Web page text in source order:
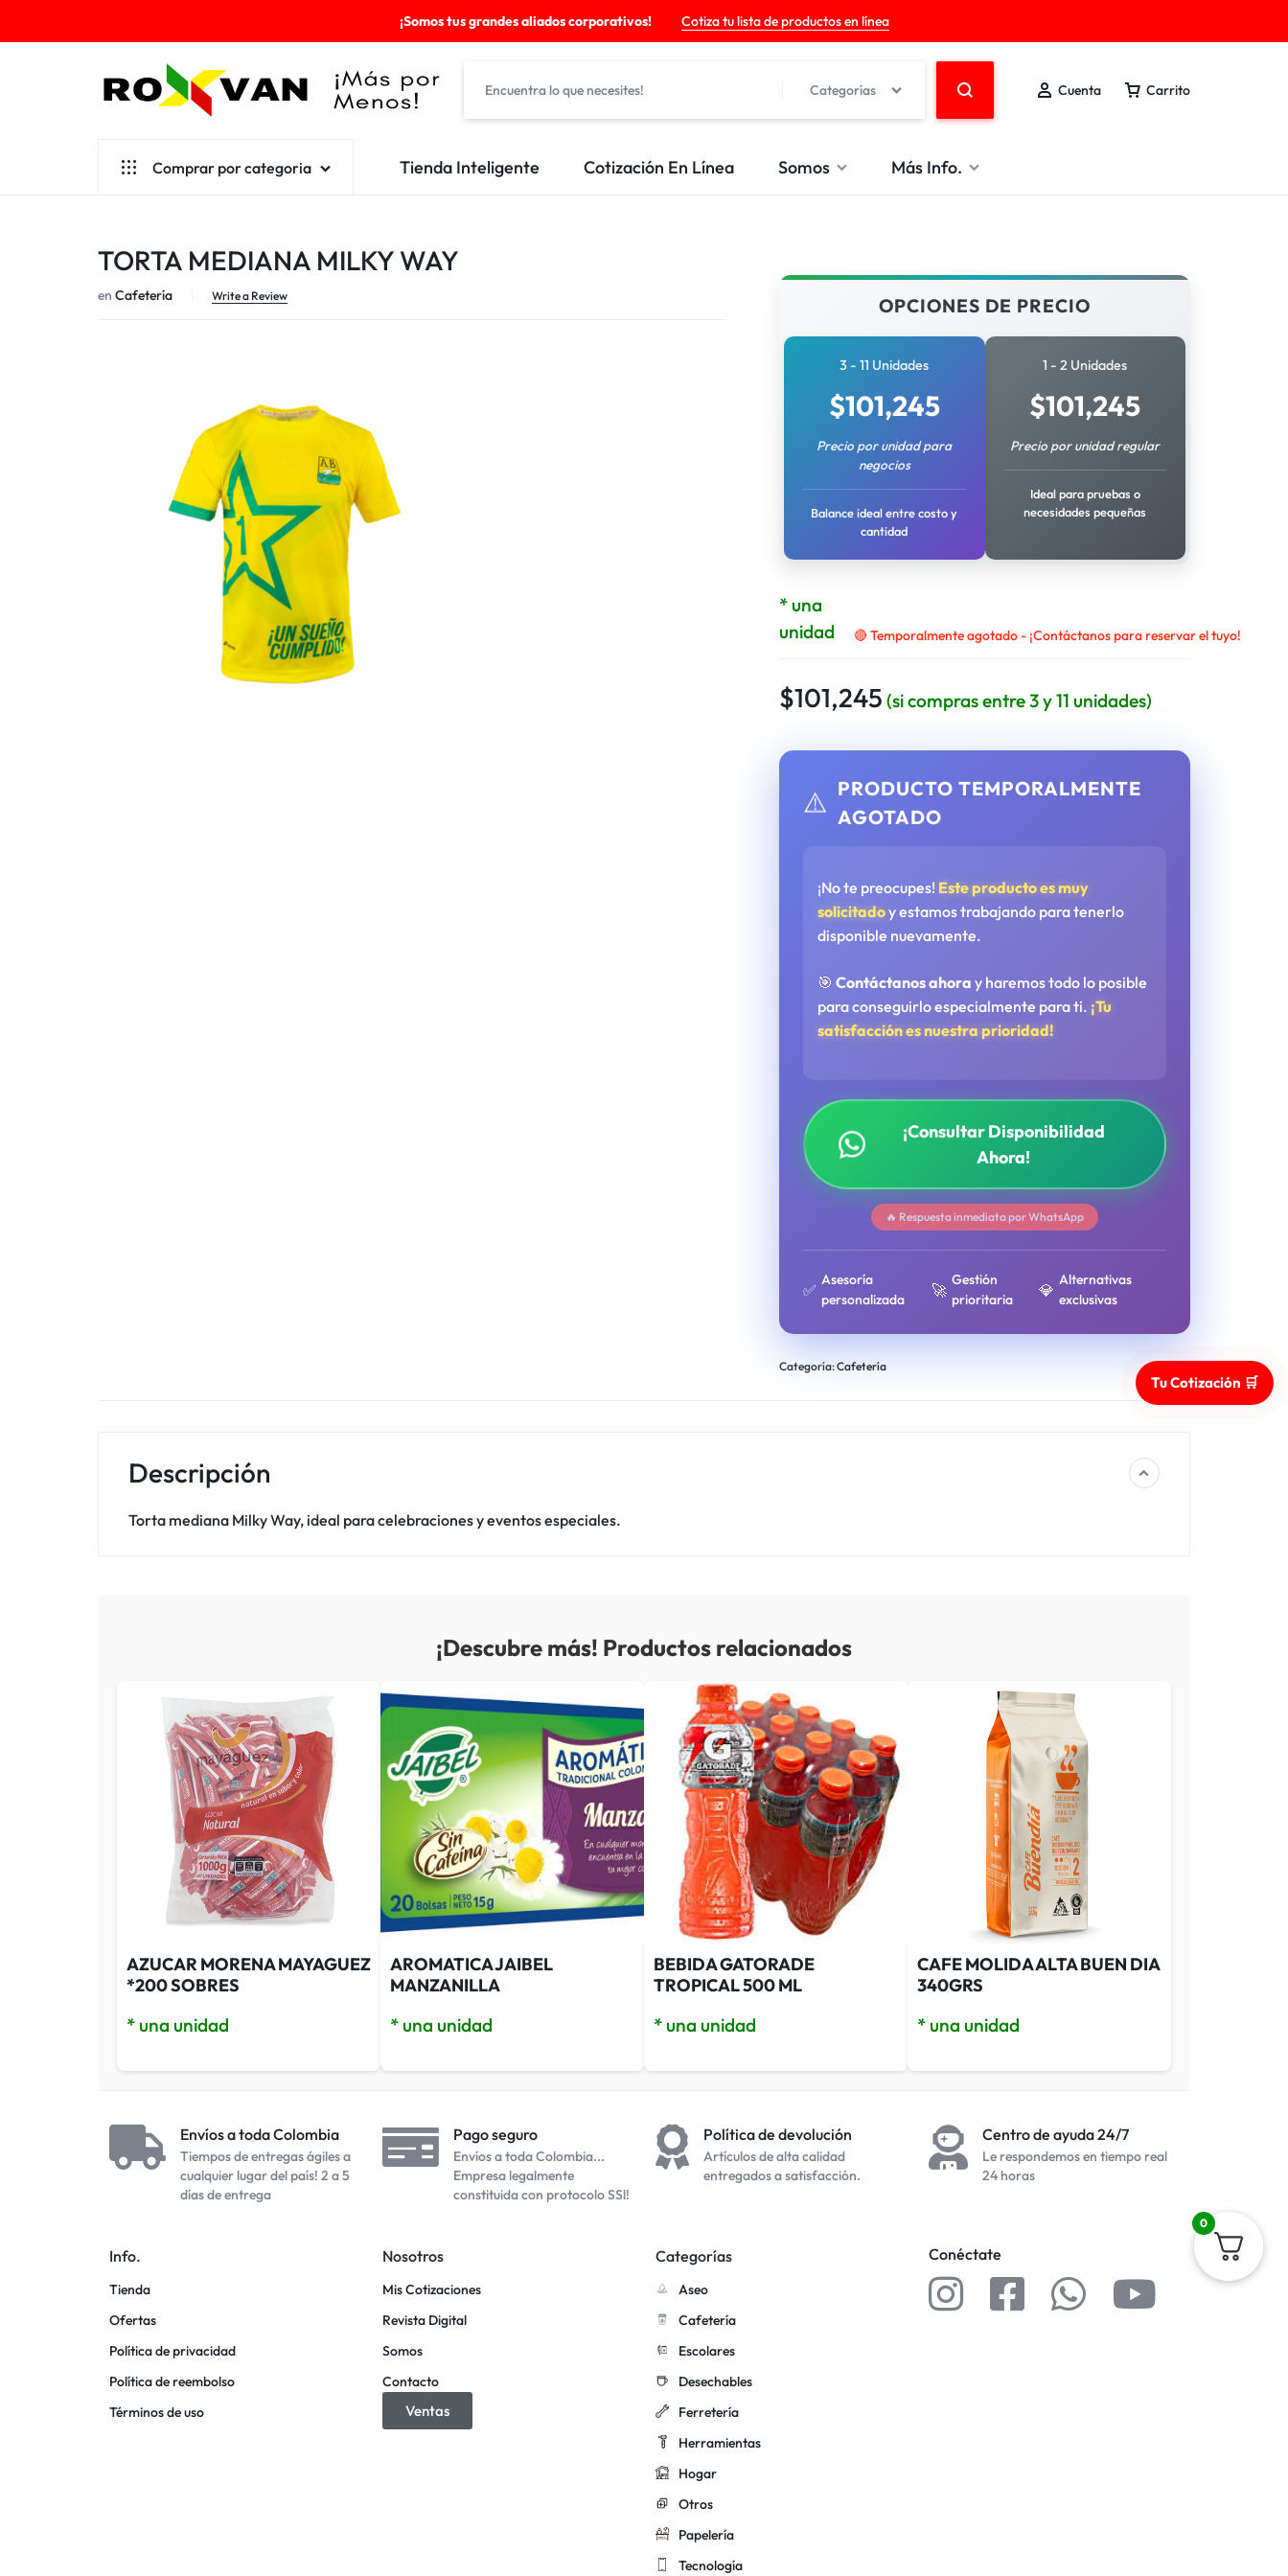
¡Somos tus grandes aliados corporativos! Cotiza tu lista de productos en línea
¡MÁS
MENOS!
Categorías Cuenta Carrito
Comprar por categoria
Cafetería
Escolares
Herramientas
Hogar
Otros
Todas las categorías
Tienda Inteligente Cotización En Línea Somos Más Info.
TORTA MEDIANA MILKY WAY
en Cafetería Write a Review OPCIONES DE PRECIO
3 - 11 Unidades
$101,245
Precio por unidad para
negocios
Balance ideal entre costo y
cantidad
1 - 2 Unidades
$101,245
Precio por unidad regular
Ideal para pruebas o
necesidades pequeñas
* una
unidad
🔴 Temporalmente agotado - ¡Contáctanos para reservar el tuyo!
$101,245 (si compras entre 3 y 11 unidades)
⚠️ PRODUCTO TEMPORALMENTE
AGOTADO
¡No te preocupes! Este producto es muy
solicitadoy estamos trabajando para tenerlo
disponible nuevamente.
🎯Contáctanos ahora y haremos todo lo posible
para conseguirlo especialmente para ti. ¡Tu
satisfacción es nuestra prioridad!
¡Consultar Disponibilidad
Ahora!
🔥 Respuesta inmediata por WhatsApp
✅
Asesoría
personalizada
🚀
Gestión
prioritaria
💎
Alternativas
exclusivas
Categoría:Cafetería
Descripción
Torta mediana Milky Way, ideal para celebraciones y eventos especiales.
¡Descubre más! Productos relacionados
AZUCAR MORENA MAYAGUEZ
*200 SOBRES
* una unidad
AROMATICA JAIBEL
MANZANILLA
* una unidad
BEBIDA GATORADE
TROPICAL 500 ML
* una unidad
CAFE MOLIDA ALTA BUEN DIA
340GRS
* una unidad
Envíos a toda Colombia
Tiempos de entregas ágiles a
cualquier lugar del país! 2 a 5
días de entrega
Pago seguro
Envíos a toda Colombia...
Empresa legalmente
constituida con protocolo SSl!
Política de devolución
Artículos de alta calidad
entregados a satisfacción.
Centro de ayuda 24/7
Le respondemos en tiempo real
24 horas
Info.
Tienda
Ofertas
Política de privacidad
Política de reembolso
Términos de uso
Nosotros
Mis Cotizaciones
Revista Digital
Somos
Contacto
Ventas
Categorías
Aseo
Cafetería
Escolares
Desechables
Ferretería
Herramientas
Hogar
Otros
Papelería
Tecnología
Conéctate
Tu Cotización 🛒
0